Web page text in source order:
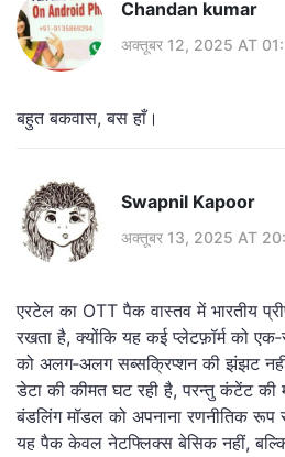
Chandan kumar
अक्तूबर 12, 2025 AT
बहुत बकवास, बस हाँ।
Swapnil Kapoor
अक्तूबर 13, 2025 AT
एरटेल का OTT पैक वास्तव में भारतीय
रखता है, क्योंकि यह कई प्लेटफ़ॉर्म को
को अलग‑अलग सब्सक्रिप्शन की झंझट
डेटा की कीमत घट रही है, परन्तु कंटेंट की
बंडलिंग मॉडल को अपनाना रणनीतिक रूप
यह पैक केवल नेटफ्लिक्स बेसिक नहीं, बल्कि